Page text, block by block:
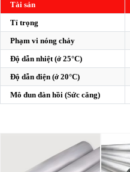
Tài sản
Tỉ trọng
Phạm vi nóng chảy
Độ dẫn nhiệt (ở 25°C)
Độ dẫn điện (ở 20°C)
Mô đun đàn hồi (Sức căng)